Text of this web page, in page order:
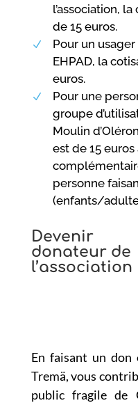
l’association,
de 15 euros.
N
Pour un usager
EHPAD, la
euros.
N
Pour une
groupe
Moulin
est de 15
personne
(enfants/
Devenir
donateur de
l’association
En faisant un don
Tremä, vous
public fragile de